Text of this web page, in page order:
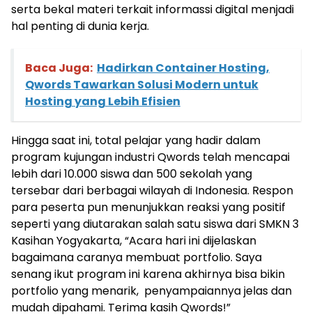
serta bekal materi terkait informassi digital menjadi
hal penting di dunia kerja.
Baca Juga: Hadirkan Container Hosting,
Qwords Tawarkan Solusi Modern untuk
Hosting yang Lebih Efisien
Hingga saat ini, total pelajar yang hadir dalam
program kujungan industri Qwords telah mencapai
lebih dari 10.000 siswa dan 500 sekolah yang
tersebar dari berbagai wilayah di Indonesia. Respon
para peserta pun menunjukkan reaksi yang positif
seperti yang diutarakan salah satu siswa dari SMKN 3
Kasihan Yogyakarta, “Acara hari ini dijelaskan
bagaimana caranya membuat portfolio. Saya
senang ikut program ini karena akhirnya bisa bikin
portfolio yang menarik, penyampaiannya jelas dan
mudah dipahami. Terima kasih Qwords!”